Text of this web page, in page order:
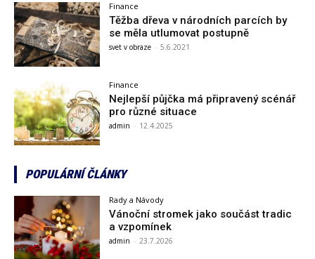
Finance
Těžba dřeva v národních parcích by
se měla utlumovat postupně
svet v obraze - 5.6.2021
Finance
Nejlepší půjčka má připravený scénář
pro různé situace
admin - 12.4.2025
POPULÁRNÍ ČLÁNKY
Rady a Návody
Vánoční stromek jako součást tradic
a vzpomínek
admin - 23.7.2026